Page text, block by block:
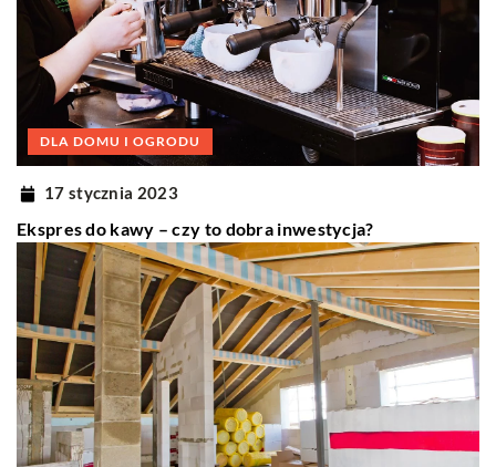
DLA DOMU I OGRODU
17 stycznia 2023
Ekspres do kawy – czy to dobra inwestycja?